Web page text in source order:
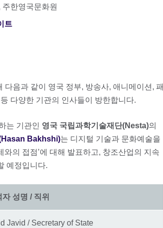
한영국문화원
트
다음과 같이 영국 정부, 방송사, 애니메이션, 패
다양한 기관의 인사들이 방한합니다.
는 기관인 영국 국립과학기술재단(Nesta)의
Bakhshi)는 디지털 기술과 문화예술을
의 접점’에 대해 발표하고, 창조산업의 지속
예정입니다.
자 성명 / 직위
Javid / Secretary of State